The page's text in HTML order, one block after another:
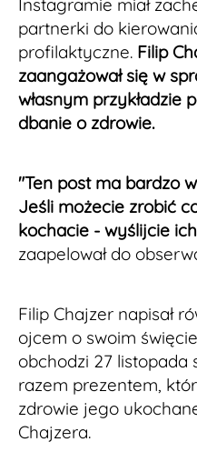
Instagramie miał
partnerki do
profilaktyczne. Filip
zaangażował się w
własnym przykładzie
dbanie o zdrowie.
"Ten post ma bardzo
Jeśli możecie zrobić
kochacie - wyślijcie
zaapelował do
Filip Chajzer napisał
ojcem o swoim
obchodzi 27 listopada
razem prezentem,
zdrowie jego
Chajzera.